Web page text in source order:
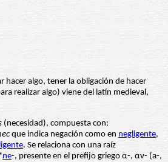
hacer algo, tener la obligación de hacer
realizar algo) viene del latín medieval,
(necesidad), compuesta con:
que indica negación como en negligente,
. Se relaciona con una raíz
ne-, presente en el prefijo griego α-, αν- (a-,